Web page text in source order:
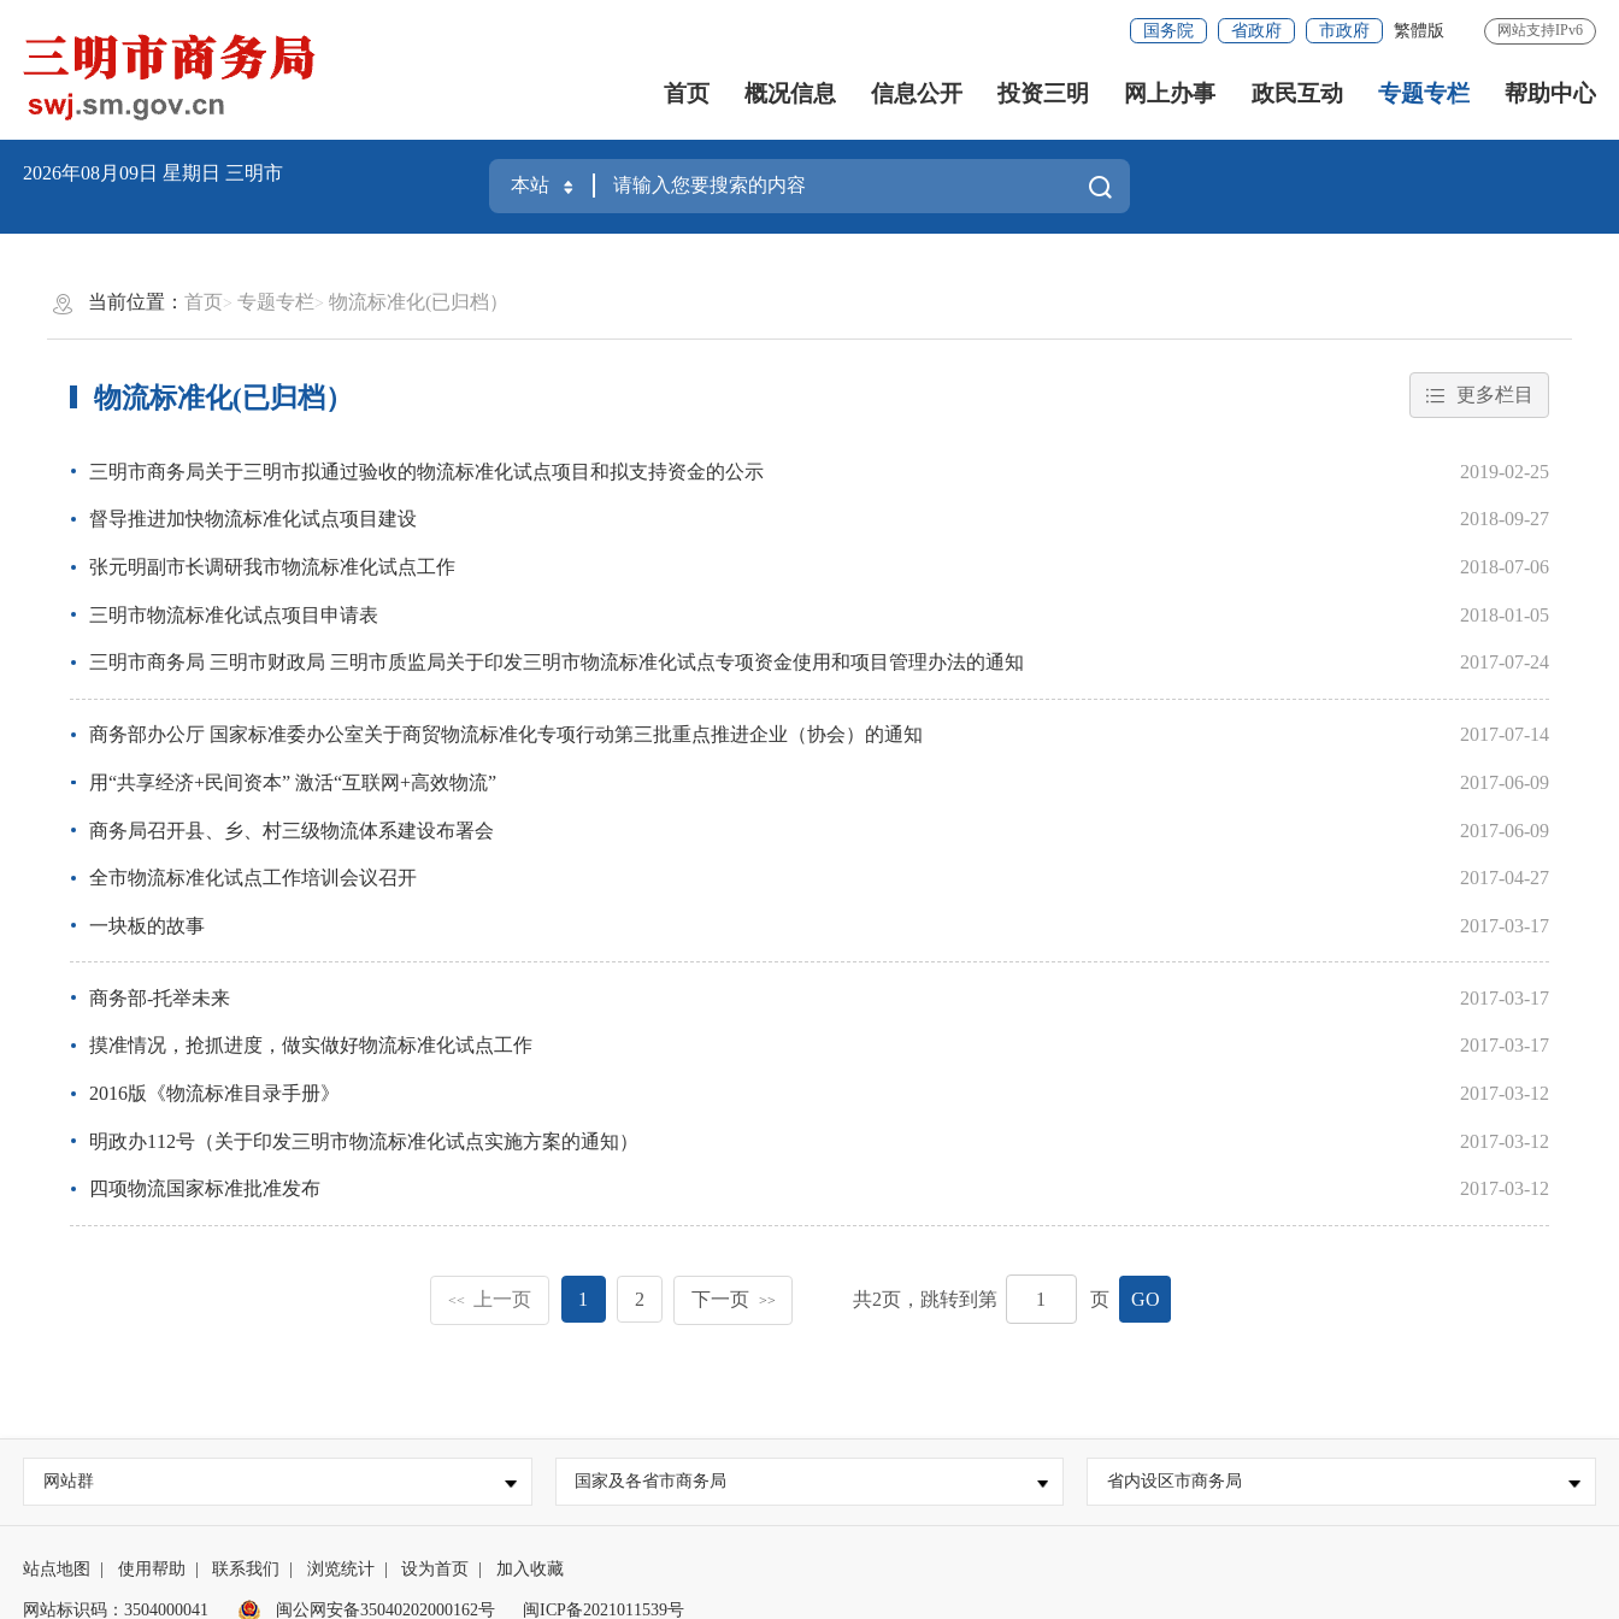
国务院 省政府 市政府 繁體版 网站支持IPv6
首页 概况信息 信息公开 投资三明 网上办事 政民互动 专题专栏 帮助中心
2026年08月09日星期日 三明市
当前位置：首页 专题专栏 物流标准化(已归档）
物流标准化(已归档） 更多栏目
三明市商务局关于三明市拟通过验收的物流标准化试点项目和拟支持资金的公示 2019-02-25
督导推进加快物流标准化试点项目建设 2018-09-27
张元明副市长调研我市物流标准化试点工作 2018-07-06
三明市物流标准化试点项目申请表 2018-01-05
三明市商务局 三明市财政局 三明市质监局关于印发三明市物流标准化试点专项资金使用和项目管理办法的通知 2017-07-24
商务部办公厅 国家标准委办公室关于商贸物流标准化专项行动第三批重点推进企业（协会）的通知 2017-07-14
用“共享经济+民间资本” 激活“互联网+高效物流” 2017-06-09
商务局召开县、乡、村三级物流体系建设布署会 2017-06-09
全市物流标准化试点工作培训会议召开 2017-04-27
一块板的故事 2017-03-17
商务部-托举未来 2017-03-17
摸准情况，抢抓进度，做实做好物流标准化试点工作 2017-03-17
2016版《物流标准目录手册》 2017-03-12
明政办112号（关于印发三明市物流标准化试点实施方案的通知） 2017-03-12
四项物流国家标准批准发布 2017-03-12
<< 上一页 1 2 下一页 >> 共2页，跳转到第 页 GO
网站群 国家及各省市商务局 省内设区市商务局
站点地图 使用帮助 联系我们 浏览统计 设为首页 加入收藏
网站标识码：3504000041 闽公网安备35040202000162号 闽ICP备2021011539号